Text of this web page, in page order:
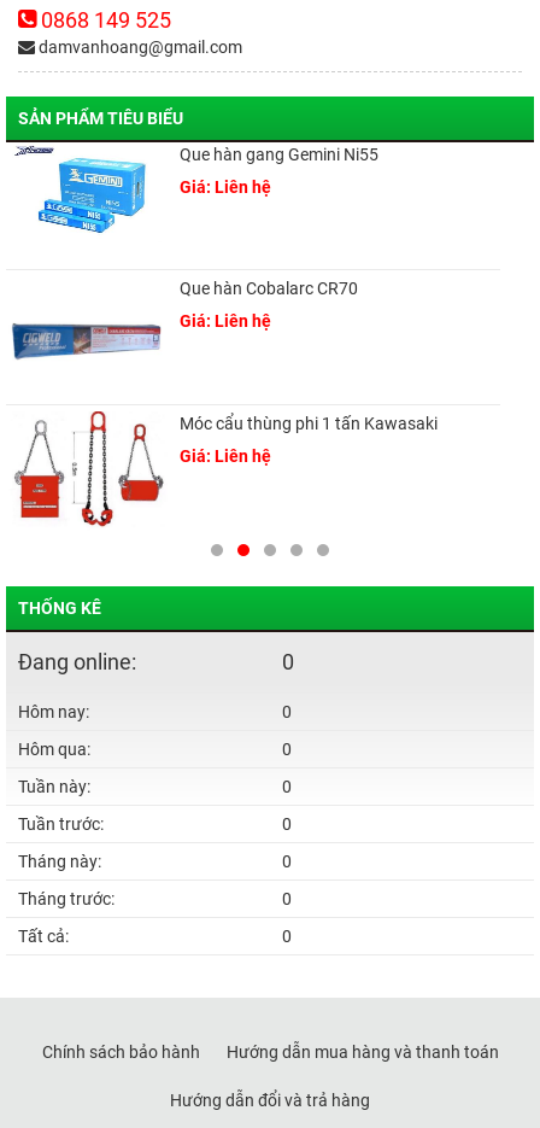
0868 149 525
damvanhoang@gmail.com
SẢN PHẨM TIÊU BIỂU
Que hàn gang Gemini Ni55
Giá: Liên hệ
Que hàn Cobalarc CR70
Giá: Liên hệ
Móc cẩu thùng phi 1 tấn Kawasaki
Giá: Liên hệ
THỐNG KÊ
Đang online: 0
Hôm nay:
0
Hôm qua:
0
Tuần này:
0
Tuần trước:
0
Tháng này:
0
Tháng trước:
0
Tất cả:
0
Chính sách bảo hành Hướng dẫn mua hàng và thanh toán
Hướng dẫn đổi và trả hàng